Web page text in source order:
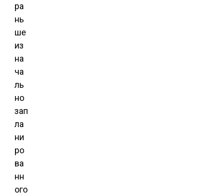
ра
нь
ше
из
на
ча
ль
но
зап
ла
ни
ро
ва
нн
ого